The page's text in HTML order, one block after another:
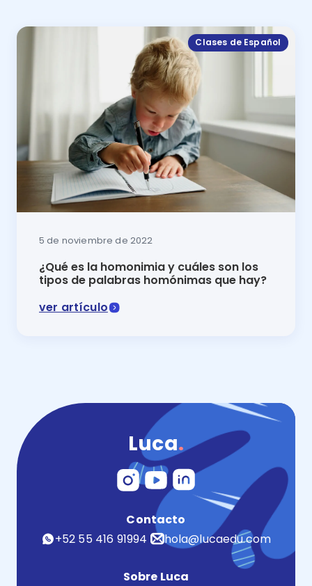
Clases de Español
5 de noviembre de 2022
¿Qué es la homonimia y cuáles son los
tipos de palabras homónimas que hay?
ver artículo
Luca.
Contacto
+52 55 416 91994
hola@lucaedu.com
Sobre Luca